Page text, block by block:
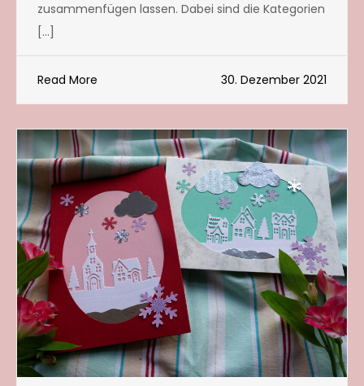
zusammenfügen lassen. Dabei sind die Kategorien
[…]
Read More 30. Dezember 2021